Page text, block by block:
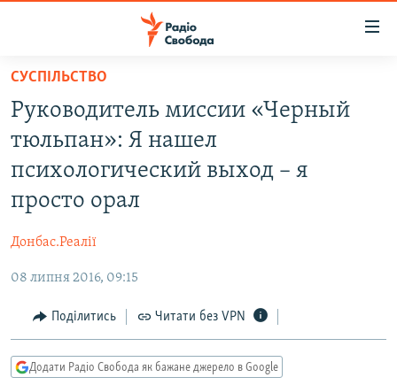
Перейти
основного
матеріалу
до
основної
Перейти
до
ВСЕ ЗА ДОБУ
КУЛЬТУРА
СПОРТ
СВІТ
ДОНБАС.РЕАЛІЇ
КРИМ.РЕАЛІЇ
ТИ ЯК?
КИТАЙ.ВИКЛИКИ
СУСПІЛЬСТВО
Руководитель миссии «Черный
тюльпан»: Я нашел
психологический выход – я
просто орал
Донбас.Реалії
08 липня 2016, 09:15
Поділитись Читати без VPN
Додати Радіо Свобода як бажане джерело в Google